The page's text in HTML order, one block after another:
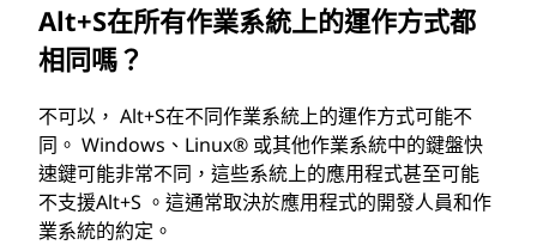
Alt+S在所有作業系統上的運作方式都
相同嗎？
不可以， Alt+S在不同作業系統上的運作方式可能不
同。 Windows、Linux® 或其他作業系統中的鍵盤快
速鍵可能非常不同，這些系統上的應用程式甚至可能
不支援Alt+S 。這通常取決於應用程式的開發人員和作
業系統的約定。